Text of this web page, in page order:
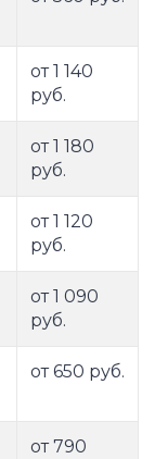
от 1 140
руб.
от 1 180
руб.
от 1 120
руб.
от 1 090
руб.
от 650 руб.
от 790